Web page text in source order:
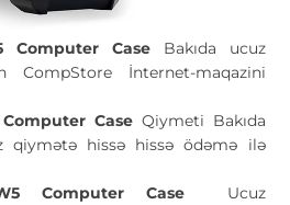
Computer Case Bakıda ucuz
İnternet-maqazini
Case Qiymeti Bakıda
qiymətə hissə hissə ödəmə ilə
Computer CaseUcuz